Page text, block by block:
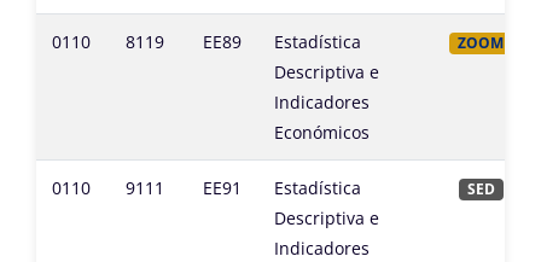
0110 8119 EE89
Estadística
Descriptiva e
Indicadores
Económicos
ZOOM
0110 9111 EE91
Estadística
Descriptiva e
Indicadores
SED